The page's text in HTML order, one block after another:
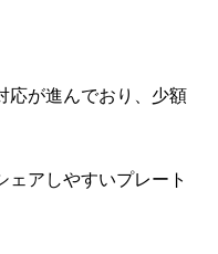
応が進んでおり、少額
ェアしやすいプレート